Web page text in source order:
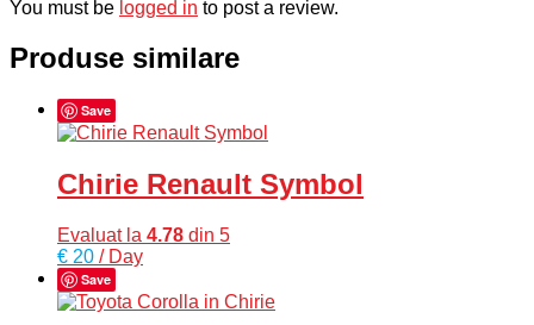
You must be logged in to post a review.
Produse similare
Save
Chirie Renault Symbol
Evaluat la 4.78 din 5
€ 20 / Day
Save